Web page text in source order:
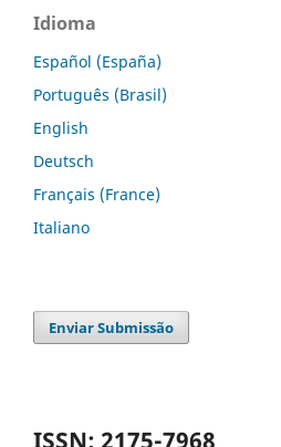
Idioma
Español (España)
Português (Brasil)
English
Deutsch
Français (France)
Italiano
Enviar Submissão
ISSN: 2175-7968